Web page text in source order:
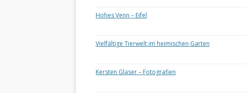
Hohes Venn – Eifel
Vielfältige Tierwelt im heimischen Garten
Kersten Glaser – Fotografien